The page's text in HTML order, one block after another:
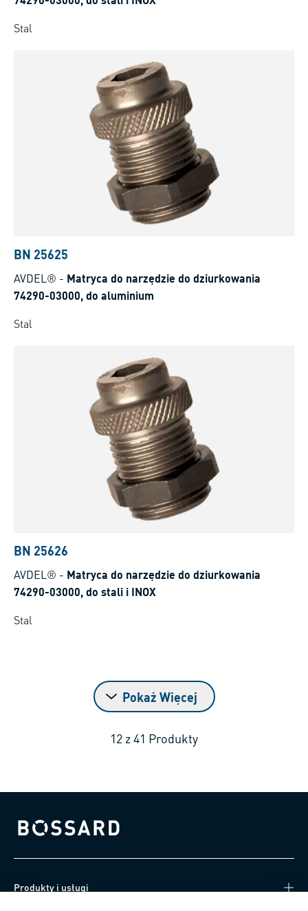
Stal
BN 25625
AVDEL® - Matryca do narzędzie do dziurkowania
74290-03000, do aluminium
Stal
BN 25626
AVDEL® - Matryca do narzędzie do dziurkowania
74290-03000, do stali i INOX
Stal
Pokaż Więcej
12 z41 Produkty
Bossard homepage
Produkty i usługi